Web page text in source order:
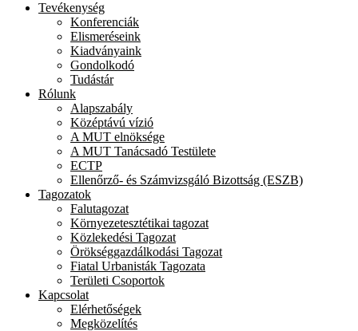
Tevékenység
Konferenciák
Elismeréseink
Kiadványaink
Gondolkodó
Tudástár
Rólunk
Alapszabály
Középtávú vízió
A MUT elnöksége
A MUT Tanácsadó Testülete
ECTP
Ellenőrző- és Számvizsgáló Bizottság (ESZB)
Tagozatok
Falutagozat
Környezetesztétikai tagozat
Közlekedési Tagozat
Örökséggazdálkodási Tagozat
Fiatal Urbanisták Tagozata
Területi Csoportok
Kapcsolat
Elérhetőségek
Megközelítés